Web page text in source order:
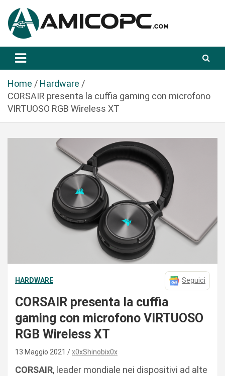
a
Amicopc.com
Home
Hardware
CORSAIR presenta la cuffia gaming con microfono
VIRTUOSO RGB Wireless XT
HARDWARE Seguici
CORSAIR presenta la cuffia
gaming con microfono VIRTUOSO
RGB Wireless XT
13 Maggio 2021 x0xShinobix0x
CORSAIR, leader mondiale nei dispositivi ad alte